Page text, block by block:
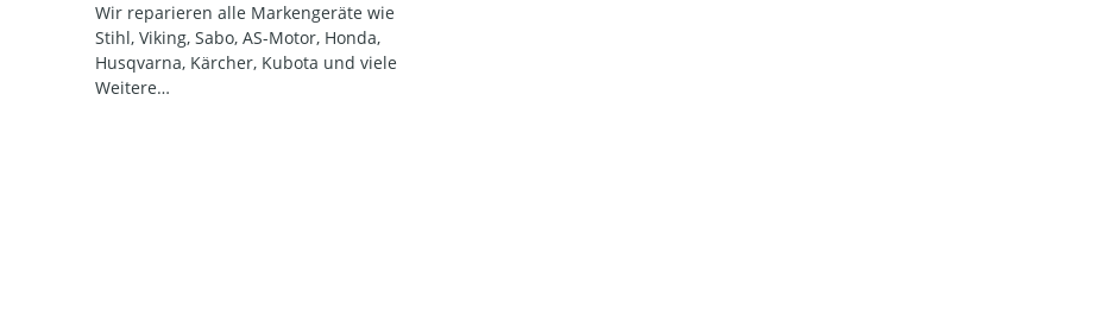
Wir reparieren alle Markengeräte wie
Stihl, Viking, Sabo, AS-Motor, Honda,
Husqvarna, Kärcher, Kubota und viele
Weitere…